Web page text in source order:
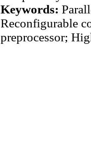
Keywords:
Reconfigurable
preprocessor;